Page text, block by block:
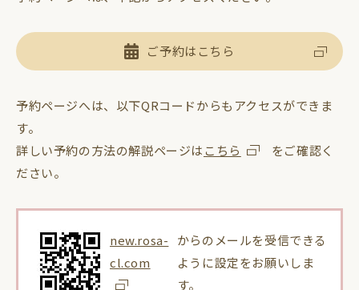
ご予約はこちら
予約ページへは、以下QRコードからもアクセスができま
す。
詳しい予約の方法の解説ページはこちら
をご確認く
ださい。
new.rosa-
cl.com
からのメールを受信できる
ように設定をお願いしま
す。